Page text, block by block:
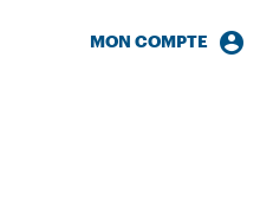
MON COMPTE